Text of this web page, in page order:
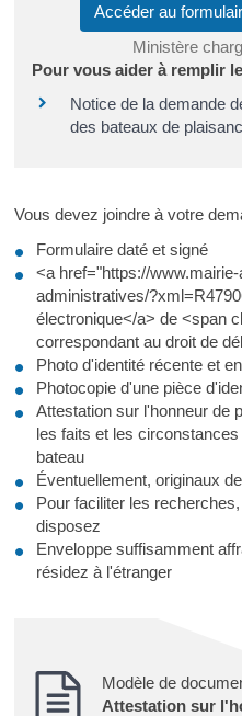
Accéder au
Ministère
Pour vous aider à remplir
Notice de la demande
des bateaux de
Vous devez joindre à votre
Formulaire daté et signé
<a href="https://
administratives/
électronique</a> de <span
correspondant au droit de
Photo d'identité récente et
Photocopie d'une pièce
Attestation sur l'honneur de
les faits et les
bateau
Éventuellement, originaux
Pour faciliter les
disposez
Enveloppe suffisamment
résidez à l'étranger
Modèle de
Attestation sur